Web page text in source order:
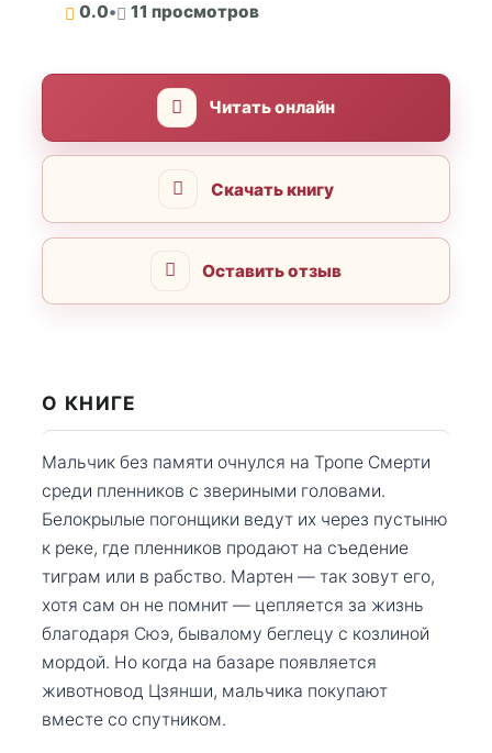
0.0• 11 просмотров
Читать онлайн
Скачать книгу
Оставить отзыв
О КНИГЕ
Мальчик без памяти очнулся на Тропе Смерти
среди пленников с звериными головами.
Белокрылые погонщики ведут их через пустыню
к реке, где пленников продают на съедение
тиграм или в рабство. Мартен — так зовут его,
хотя сам он не помнит — цепляется за жизнь
благодаря Сюэ, бывалому беглецу с козлиной
мордой. Но когда на базаре появляется
животновод Цзянши, мальчика покупают
вместе со спутником.